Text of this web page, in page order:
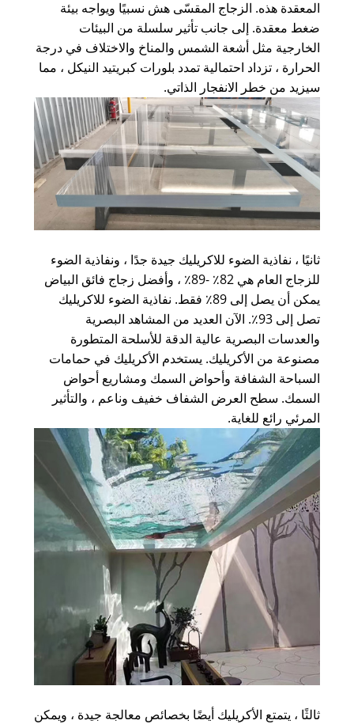
المعقدة هذه. الزجاج المقسّى هش نسبيًا ويواجه بيئة
ضغط معقدة. إلى جانب تأثير سلسلة من البيئات
الخارجية مثل أشعة الشمس والمناخ والاختلاف في درجة
الحرارة ، تزداد احتمالية تمدد بلورات كبريتيد النيكل ، مما
سيزيد من خطر الانفجار الذاتي.
ثانيًا ، نفاذية الضوء للاكريليك جيدة جدًا ، ونفاذية الضوء
للزجاج العام هي 82٪ -89٪ ، وأفضل زجاج فائق البياض
يمكن أن يصل إلى 89٪ فقط. نفاذية الضوء للاكريليك
تصل إلى 93٪. الآن العديد من المشاهد البصرية
والعدسات البصرية عالية الدقة للأسلحة المتطورة
مصنوعة من الأكريليك. يستخدم الأكريليك في حمامات
السباحة الشفافة وأحواض السمك ومشاريع أحواض
السمك. سطح العرض الشفاف خفيف وناعم ، والتأثير
المرئي رائع للغاية.
ثالثًا ، يتمتع الأكريليك أيضًا بخصائص معالجة جيدة ، ويمكن